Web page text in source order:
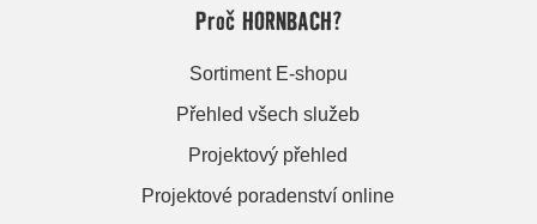
Proč HORNBACH?
Sortiment E-shopu
Přehled všech služeb
Projektový přehled
Projektové poradenství online